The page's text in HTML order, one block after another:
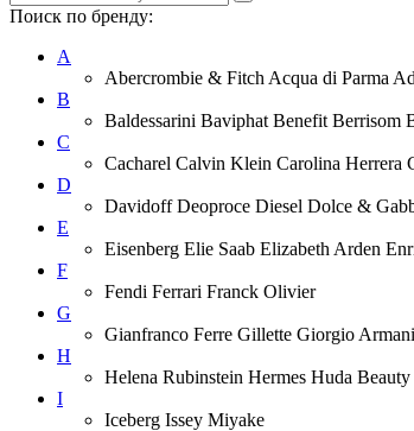
Поиск по бренду:
A
Abercrombie & Fitch Acqua di Parma
B
Baldessarini Baviphat Benefit
C
Cacharel Calvin Klein Carolina Herrera
D
Davidoff Deoproce Diesel Dolce &
E
Eisenberg Elie Saab Elizabeth Arden
F
Fendi Ferrari Franck Olivier
G
Gianfranco Ferre Gillette Giorgio
H
Helena Rubinstein Hermes Huda
I
Iceberg Issey Miyake